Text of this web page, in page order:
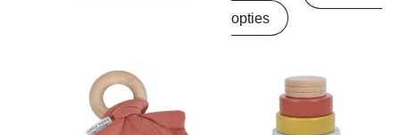
opties
Oorspronkelijke
prijs
was:
€7,95.
Huidige
prijs
is:
€6,28.
Oorspronkelijke
prijs
was:
€15,99.
Huidige
prijs
€12,63.